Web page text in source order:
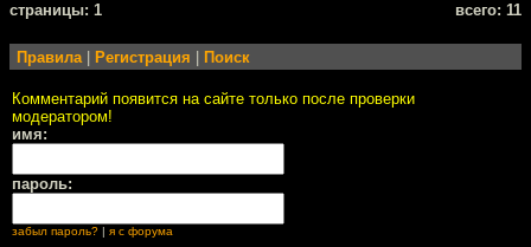
cтраницы: 1 всего: 11
Правила| Регистрация Поиск
Комментарий появится на сайте только после проверки
модератором!
имя:
пароль:
забыл пароль? я с форума